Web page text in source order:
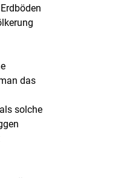
das
solche